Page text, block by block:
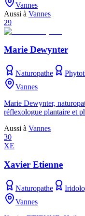
Vannes
Aussi à Vannes
29
Marie Dewynter
Naturopathe
Vannes
Marie Dewynter,
réflexologue plantaire et
Aussi à Vannes
30
XE
Xavier Etienne
Naturopathe
Vannes